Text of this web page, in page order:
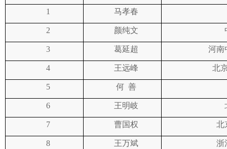
1 马孝春
2 颜纯文
3 葛延超 河南
4 王远峰 北
5 何 善
6 王明岐
7 曹国权 北
8 王万斌 浙